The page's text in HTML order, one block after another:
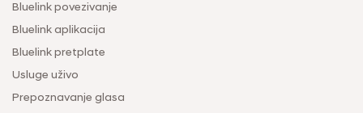
Bluelink povezivanje
Bluelink aplikacija
Bluelink pretplate
Usluge uživo
Prepoznavanje glasa